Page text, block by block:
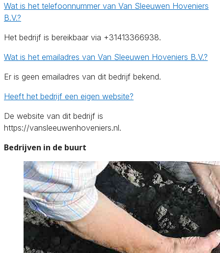
Wat is het telefoonnummer van Van Sleeuwen Hoveniers
B.V.?
Het bedrijf is bereikbaar via +31413366938.
Wat is het emailadres van Van Sleeuwen Hoveniers B.V.?
Er is geen emailadres van dit bedrijf bekend.
Heeft het bedrijf een eigen website?
De website van dit bedrijf is
https://vansleeuwenhoveniers.nl.
Bedrijven in de buurt